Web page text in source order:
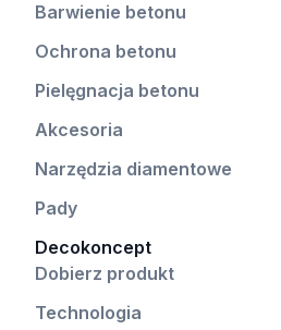
Barwienie betonu
Ochrona betonu
Pielęgnacja betonu
Akcesoria
Narzędzia diamentowe
Pady
Decokoncept
Dobierz produkt
Technologia